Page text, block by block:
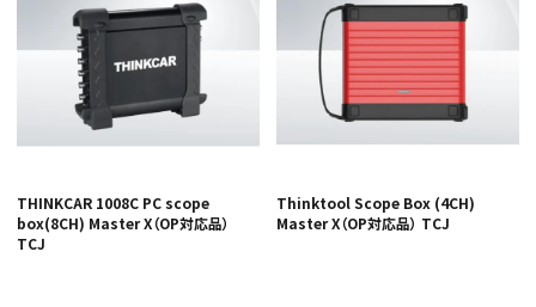
THINKCAR 1008C PC scope
box(8CH) Master X（OP対応品）
TCJ
Thinktool Scope Box (4CH)
Master X（OP対応品） TCJ